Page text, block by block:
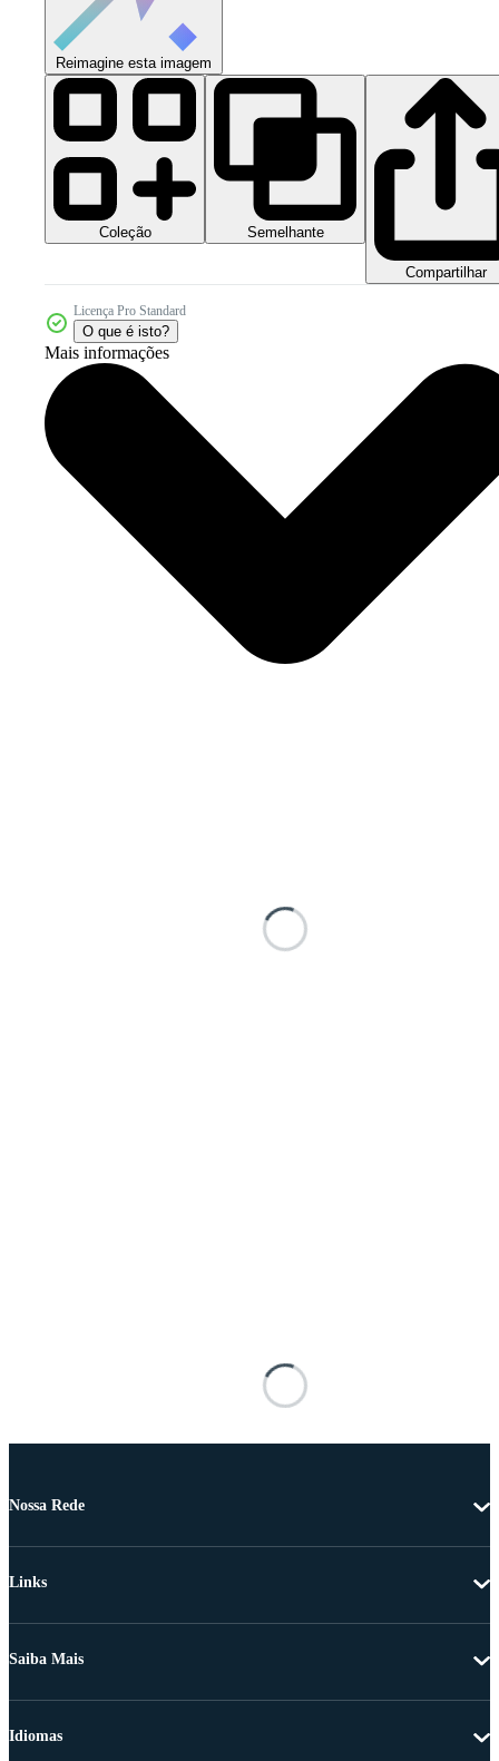
Reimagine esta imagem
Coleção Semelhante
Compartilhar
Licença Pro Standard
O que é isto?
Mais informações
Nossa Rede
Links
Saiba Mais
Idiomas